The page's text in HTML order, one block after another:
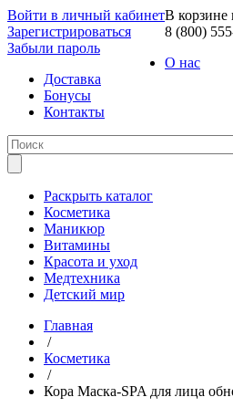
Войти в личный кабинет
Зарегистрироваться
Забыли пароль
В корзине
8 (800)
О нас
Доставка
Бонусы
Контакты
Раскрыть каталог
Косметика
Маникюр
Витамины
Красота и уход
Медтехника
Детский мир
Главная
/
Косметика
/
Кора Маска-SPA для лица